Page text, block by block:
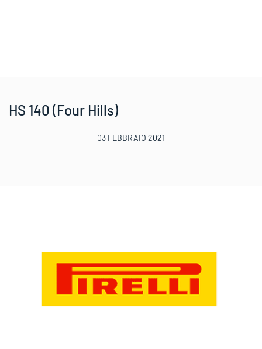
HS 140 (Four Hills)
03 FEBBRAIO 2021